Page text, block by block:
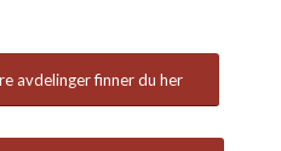
avdelinger finner du her